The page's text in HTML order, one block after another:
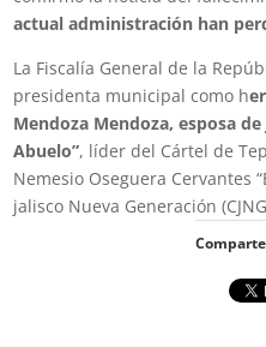
actual administración han
La Fiscalía General de la
presidenta municipal como h
Mendoza Mendoza, esposa de
Abuelo”, líder del Cártel de
Nemesio Oseguera Cervantes
jalisco Nueva Generación